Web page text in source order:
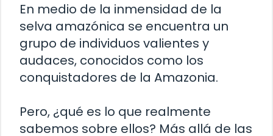
En medio de la inmensidad de la
selva amazónica se encuentra un
grupo de individuos valientes y
audaces, conocidos como los
conquistadores de la Amazonia.
Pero, ¿qué es lo que realmente
sabemos sobre ellos? Más allá de las